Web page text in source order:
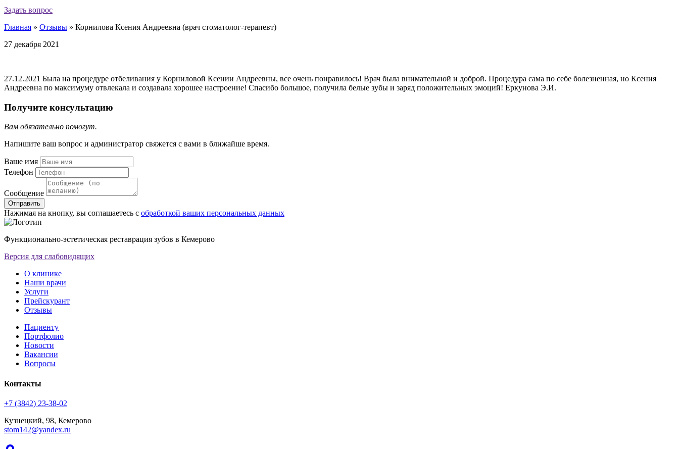
Задать вопрос
Главная » Отзывы » Корнилова Ксения Андреевна (врач стоматолог-терапевт)
27 декабря 2021
27.12.2021 Была на процедуре отбеливания у Корниловой Ксении Андреевны, все очень понравилось! Врач была внимательной и доброй. Процедура сама по себе болезненная, но Ксения
Андреевна по максимуму отвлекала и создавала хорошее настроение! Спасибо большое, получила белые зубы и заряд положительных эмоций! Еркунова Э.И.
Получите консультацию
Вам обязательно помогут.
Напишите ваш вопрос и администратор свяжется с вами в ближайше время.
Ваше имя
Телефон
Сообщение
Отправить
Нажимая на кнопку, вы соглашаетесь с обработкой ваших персональных данных
Функционально-эстетическая реставрация зубов в Кемерово
Версия для слабовидящих
О клинике
Наши врачи
Услуги
Прейскурант
Отзывы
Пациенту
Портфолио
Новости
Вакансии
Вопросы
Контакты
+7 (3842) 23-38-02
Кузнецкий, 98, Кемерово
stom142@yandex.ru